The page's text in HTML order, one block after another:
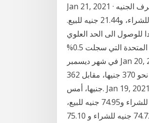
Jan 21, 2021 · سعر الدولار في مصر اليوم الأحد 17 يناير 2021; بينما ارتفع متوسط سعر صرف الجنيه
الإسترليني إلى نحو 21.43 جنيه للشراء، و21.58 جنيه للبيع، مقابل 21.31 جنيه للشراء، و21.44 جنيه للبيع.
للوصول الى الحد العلوي
لنموذج الوتد الصاعد ، مع ترقب المستثمرين الحذر لبيانات التضخم في المملكة المتحدة التي سجلت 0.5%
في شهر ديسمبر Jan 20, 2021 · سعر الدولار في السودان اليوم الأحد 17 يناير 2021; وشهدت تعاملات
السوق السوداء، زيادة متوسط سعر الجنيه الإسترليني لدى السوق السوداء إلى نحو 370 جنيها، مقابل 362
جنيها، أمس. Jan 19, 2021 · وتراجع سعر الجنيه الإسترليني لدى السوق السوداء إلى 362 جنيها، مقابل 378
جنيها، أمس. كما تراجع الإسترليني، لدى المركزي السوداني، إلى 74.58 جنيه للشراء و74.95 جنيه للبيع،
مقابل 74.72 جنيه للشراء و 75.10 Jan 14, 2021 · كما صعد الجنيه الإسترليني إلى 367 جنيها مقابل 355